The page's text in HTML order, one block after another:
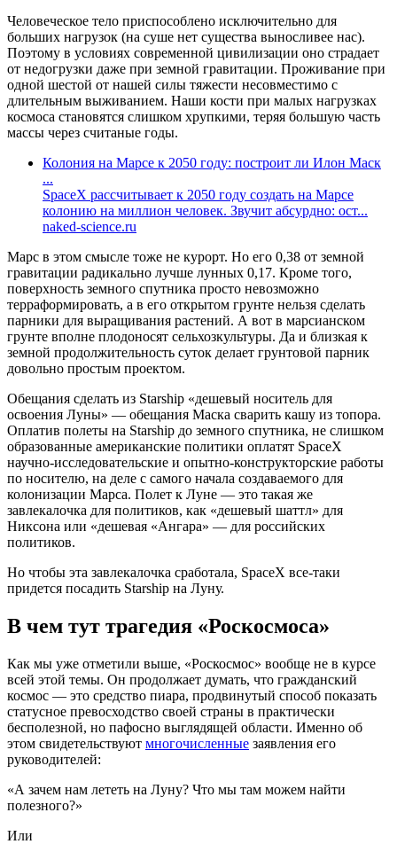
Человеческое тело приспособлено исключительно для
больших нагрузок (на суше нет существа выносливее нас).
Поэтому в условиях современной цивилизации оно страдает
от недогрузки даже при земной гравитации. Проживание при
одной шестой от нашей силы тяжести несовместимо с
длительным выживанием. Наши кости при малых нагрузках
космоса становятся слишком хрупкими, теряя большую часть
массы через считаные годы.
Колония на Марсе к 2050 году: построит ли Илон Маск
...
SpaceX рассчитывает к 2050 году создать на Марсе
колонию на миллион человек. Звучит абсурдно: ост...
naked-science.ru
Марс в этом смысле тоже не курорт. Но его 0,38 от земной
гравитации радикально лучше лунных 0,17. Кроме того,
поверхность земного спутника просто невозможно
терраформировать, а в его открытом грунте нельзя сделать
парники для выращивания растений. А вот в марсианском
грунте вполне плодоносят сельхозкультуры. Да и близкая к
земной продолжительность суток делает грунтовой парник
довольно простым проектом.
Обещания сделать из Starship «дешевый носитель для
освоения Луны» — обещания Маска сварить кашу из топора.
Оплатив полеты на Starship до земного спутника, не слишком
образованные американские политики оплатят SpaceX
научно-исследовательские и опытно-конструкторские работы
по носителю, на деле с самого начала создаваемого для
колонизации Марса. Полет к Луне — это такая же
завлекалочка для политиков, как «дешевый шаттл» для
Никсона или «дешевая «Ангара» — для российских
политиков.
Но чтобы эта завлекалочка сработала, SpaceX все-таки
придется посадить Starship на Луну.
В чем тут трагедия «Роскосмоса»
Как мы уже отметили выше, «Роскосмос» вообще не в курсе
всей этой темы. Он продолжает думать, что гражданский
космос — это средство пиара, продвинутый способ показать
статусное превосходство своей страны в практически
бесполезной, но пафосно выглядящей области. Именно об
этом свидетельствуют многочисленные заявления его
руководителей:
«А зачем нам лететь на Луну? Что мы там можем найти
полезного?»
Или